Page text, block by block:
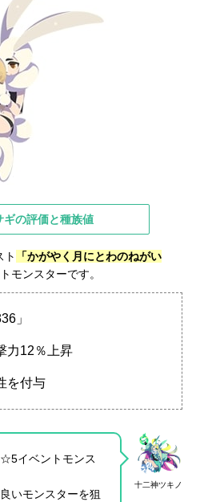
の評価と種族値
ト
「かがやく月にとわのねがい
モンスターです。
」
力12％上昇
を付与
十二神ツキノ
イベントモンス
いモンスターを狙